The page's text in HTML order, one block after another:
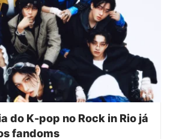
do K-pop no Rock in Rio já
fandoms